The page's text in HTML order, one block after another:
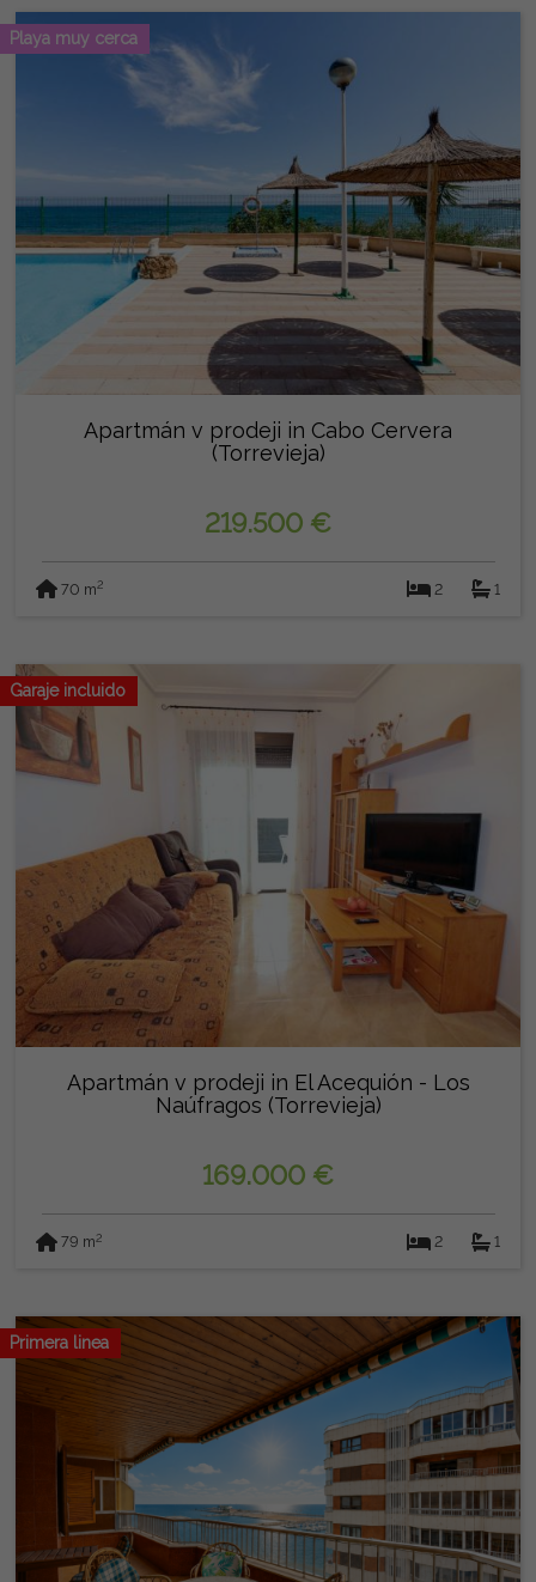
Playa muy cerca
Apartmán v prodeji in Cabo Cervera
(Torrevieja)
219.500 €
70 m2 2 1
Garaje incluido
Apartmán v prodeji in El Acequión - Los
Naúfragos (Torrevieja)
169.000 €
79 m2 2 1
Primera linea